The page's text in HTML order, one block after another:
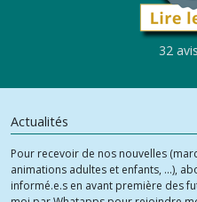
32
Actualités
Pour recevoir de nos nouvelles
animations adultes et enfants, ...),
informé.e.s en avant première des